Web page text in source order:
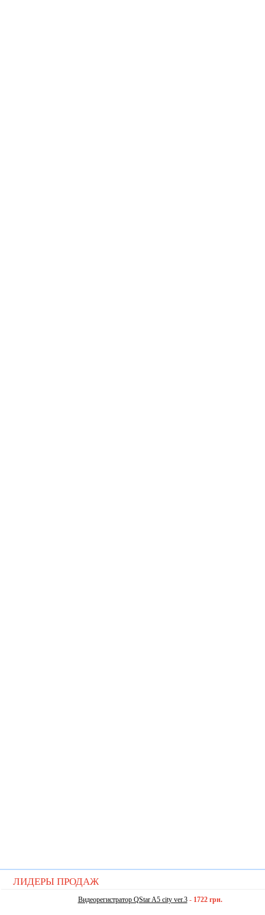
ЛИДЕРЫ ПРОДАЖ
Видеорегистратор QStar A5 city ver.3- 1722 грн.